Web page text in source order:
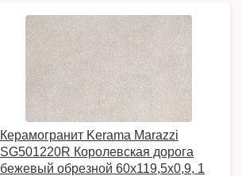
Керамогранит Kerama Marazzi
SG501220R Королевская дорога
бежевый обрезной 60x119,5x0,9, 1